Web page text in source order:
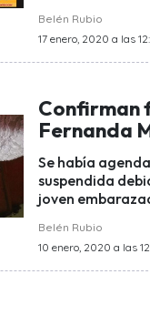
Belén Rubio
17 enero, 2020 a las
Confirman
Fernanda
Se había
suspendida
joven
Belén Rubio
10 enero, 2020 a las